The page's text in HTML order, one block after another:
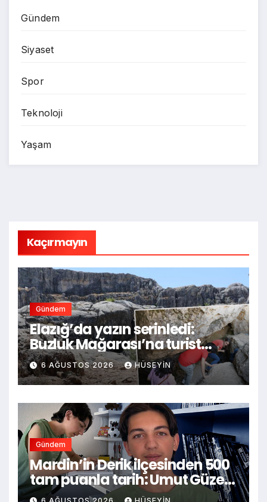
Gündem
Siyaset
Spor
Teknoloji
Yaşam
Kaçırmayın
Gündem
Elazığ’da yazın serinledi:
Buzluk Mağarası’na turist
akını, sıcaklığın 40 dereceye
çıkmasıyla donma hissi
yaşandı
6 AĞUSTOS 2026 HÜSEYIN
Gündem
Mardin’in Derik ilçesinden 500
tam puanla tarih: Umut Güzel,
ilk tercihi İstanbul Kabataş